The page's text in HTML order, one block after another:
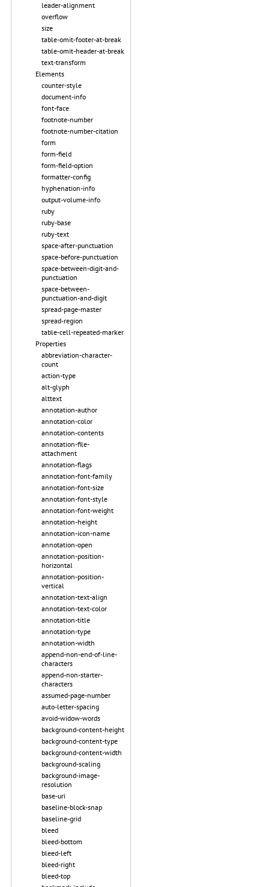
leader-alignment
overflow
size
table-omit-footer-at-break
table-omit-header-at-break
text-transform
Elements
counter-style
document-info
font-face
footnote-number
footnote-number-citation
form
form-field
form-field-option
formatter-config
hyphenation-info
output-volume-info
ruby
ruby-base
ruby-text
space-after-punctuation
space-before-punctuation
space-between-digit-and-
punctuation
space-between-
punctuation-and-digit
spread-page-master
spread-region
table-cell-repeated-marker
Properties
abbreviation-character-
count
action-type
alt-glyph
alttext
annotation-author
annotation-color
annotation-contents
annotation-file-
attachment
annotation-flags
annotation-font-family
annotation-font-size
annotation-font-style
annotation-font-weight
annotation-height
annotation-icon-name
annotation-open
annotation-position-
horizontal
annotation-position-
vertical
annotation-text-align
annotation-text-color
annotation-title
annotation-type
annotation-width
append-non-end-of-line-
characters
append-non-starter-
characters
assumed-page-number
auto-letter-spacing
avoid-widow-words
background-content-height
background-content-type
background-content-width
background-scaling
background-image-
resolution
base-uri
baseline-block-snap
baseline-grid
bleed
bleed-bottom
bleed-left
bleed-right
bleed-top